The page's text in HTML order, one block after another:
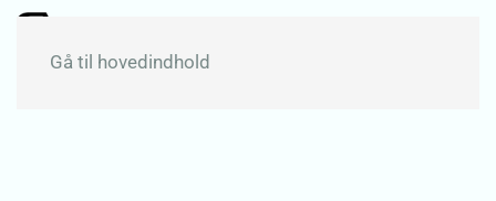
Gå til hovedindhold